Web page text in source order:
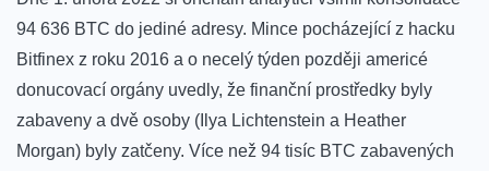
94 636 BTC do jediné adresy. Mince pocházející z hacku
Bitfinex z roku 2016 a o necelý týden později americé
donucovací orgány uvedly, že finanční prostředky byly
zabaveny a dvě osoby (Ilya Lichtenstein a Heather
Morgan) byly zatčeny. Více než 94 tisíc BTC zabavených